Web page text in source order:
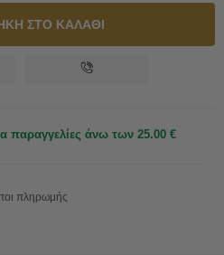
ΣΤΟ ΚΑΛΑΘΙ
άνω των 25.00 €
πληρωμής